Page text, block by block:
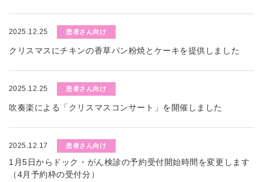
2025.12.25 患者さん向け
クリスマスにチキンの香草パン粉焼とケーキを提供しました
2025.12.25 患者さん向け
吹奏楽による「クリスマスコンサート」を開催しました
2025.12.17 患者さん向け
1月5日からドック・がん検診の予約受付開始時間を変更します
（4月予約枠の受付分）